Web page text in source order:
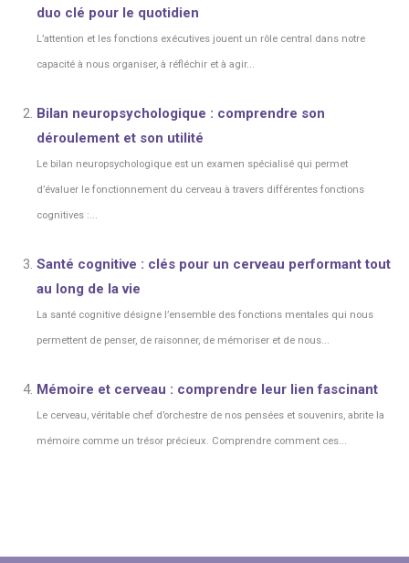
duo clé pour le quotidien
L’attention et les fonctions exécutives jouent un rôle central dans notre
capacité à nous organiser, à réfléchir et à agir...
Bilan neuropsychologique : comprendre son
déroulement et son utilité
Le bilan neuropsychologique est un examen spécialisé qui permet
d’évaluer le fonctionnement du cerveau à travers différentes fonctions
cognitives :...
Santé cognitive : clés pour un cerveau performant tout
au long de la vie
La santé cognitive désigne l’ensemble des fonctions mentales qui nous
permettent de penser, de raisonner, de mémoriser et de nous...
Mémoire et cerveau : comprendre leur lien fascinant
Le cerveau, véritable chef d’orchestre de nos pensées et souvenirs, abrite la
mémoire comme un trésor précieux. Comprendre comment ces...